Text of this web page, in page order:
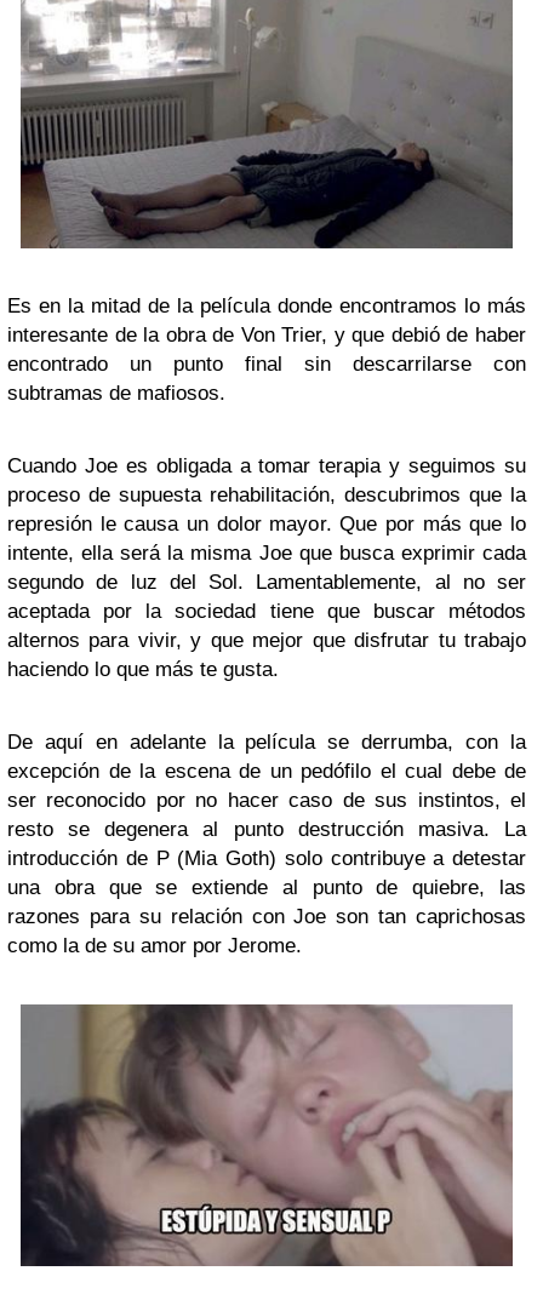
Es en la mitad de la película donde encontramos lo más
interesante de la obra de Von Trier, y que debió de haber
encontrado un punto final sin descarrilarse con
subtramas de mafiosos.
Cuando Joe es obligada a tomar terapia y seguimos su
proceso de supuesta rehabilitación, descubrimos que la
represión le causa un dolor mayor. Que por más que lo
intente, ella será la misma Joe que busca exprimir cada
segundo de luz del Sol. Lamentablemente, al no ser
aceptada por la sociedad tiene que buscar métodos
alternos para vivir, y que mejor que disfrutar tu trabajo
haciendo lo que más te gusta.
De aquí en adelante la película se derrumba, con la
excepción de la escena de un pedófilo el cual debe de
ser reconocido por no hacer caso de sus instintos, el
resto se degenera al punto destrucción masiva. La
introducción de P (Mia Goth) solo contribuye a detestar
una obra que se extiende al punto de quiebre, las
razones para su relación con Joe son tan caprichosas
como la de su amor por Jerome.